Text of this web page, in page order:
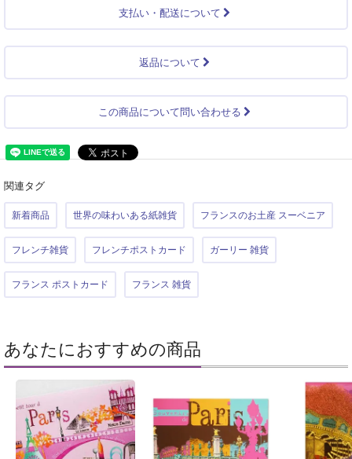
支払い・配送について
返品について
この商品について問い合わせる
関連タグ
新着商品 世界の味わいある紙雑貨 フランスのお土産 スーベニア
フレンチ雑貨 フレンチポストカード ガーリー 雑貨
フランス ポストカード フランス 雑貨
あなたにおすすめの商品